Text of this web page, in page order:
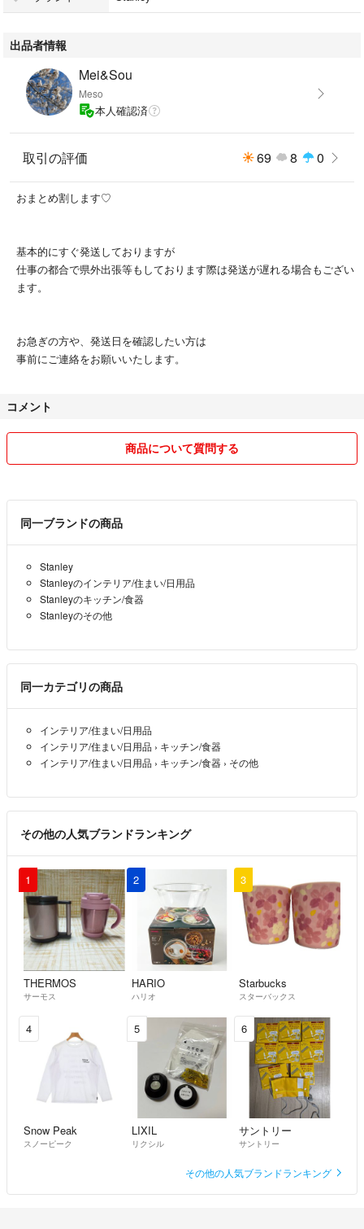
出品者情報
Mei&Sou
Meso
本人確認済
取引の評価 69 8 0
おまとめ割します♡
基本的にすぐ発送しておりますが
仕事の都合で県外出張等もしております際は発送が遅れる場合もござい
ます。
お急ぎの方や、発送日を確認したい方は
事前にご連絡をお願いいたします。
コメント
商品について質問する
同一ブランドの商品
Stanley
Stanleyのインテリア/住まい/日用品
Stanleyのキッチン/食器
Stanleyのその他
同一カテゴリの商品
インテリア/住まい/日用品
インテリア/住まい/日用品 › キッチン/食器
インテリア/住まい/日用品 › キッチン/食器 › その他
その他の人気ブランドランキング
1
THERMOS
サーモス
2
HARIO
ハリオ
3
Starbucks
スターバックス
4
Snow Peak
スノーピーク
5
LIXIL
リクシル
6
サントリー
サントリー
その他の人気ブランドランキング